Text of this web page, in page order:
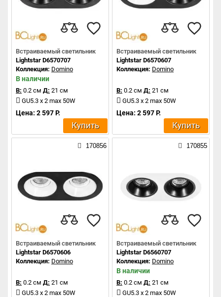
Встраиваемый светильник
Lightstar D6570707
Коллекция: Domino
В наличии
В: 0.2 см Д: 21 см
GU5.3 x 2 max 50W
Цена: 2 597 Р.
Купить
Встраиваемый светильник
Lightstar D6570607
Коллекция: Domino
В: 0.2 см Д: 21 см
GU5.3 x 2 max 50W
Цена: 2 597 Р.
Купить
170856
Встраиваемый светильник
Lightstar D6570606
Коллекция: Domino
В: 0.2 см Д: 21 см
GU5.3 x 2 max 50W
170855
Встраиваемый светильник
Lightstar D6560707
Коллекция: Domino
В наличии
В: 0.2 см Д: 21 см
GU5.3 x 2 max 50W